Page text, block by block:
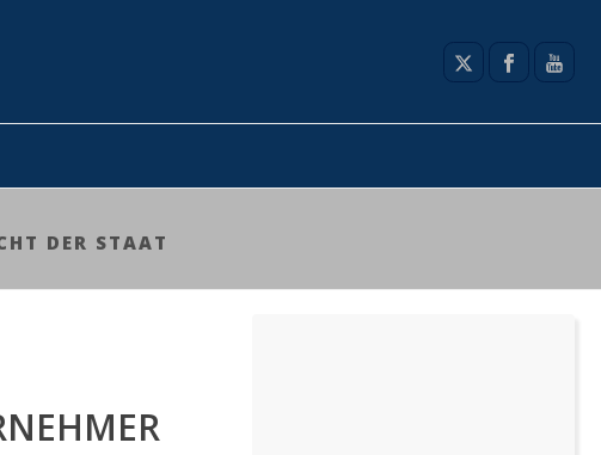
DER STAAT